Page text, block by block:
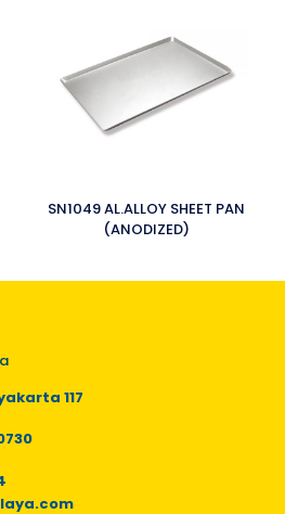
SN1049 AL.ALLOY SHEET PAN
(ANODIZED)
117